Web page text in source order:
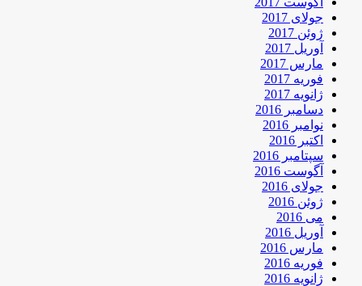
جولای 2017
ژوئن 2017
آوریل 2017
مارس 2017
فوریه 2017
ژانویه 2017
دسامبر 2016
نوامبر 2016
اکتبر 2016
سپتامبر 2016
آگوست 2016
جولای 2016
ژوئن 2016
می 2016
آوریل 2016
مارس 2016
فوریه 2016
ژانویه 2016